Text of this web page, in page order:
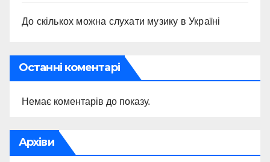
До скількох можна слухати музику в Україні
Останні коментарі
Немає коментарів до показу.
Архіви